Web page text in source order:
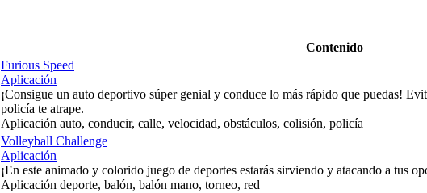
Contenido
Furious Speed
Aplicación
¡Consigue un auto deportivo súper genial y conduce lo más rápido que puedas!
policía te atrape.
Aplicación auto, conducir, calle, velocidad, obstáculos, colisión, policía
Volleyball Challenge
Aplicación
¡En este animado y colorido juego de deportes estarás sirviendo y atacando a tus
Aplicación deporte, balón, balón mano, torneo, red